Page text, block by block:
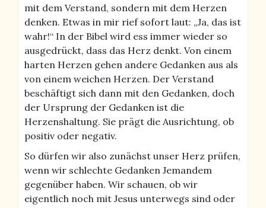
mit dem Verstand, sondern mit dem Herzen
denken. Etwas in mir rief sofort laut: „Ja, das ist
wahr!“ In der Bibel wird ess immer wieder so
ausgedrückt, dass das Herz denkt. Von einem
harten Herzen gehen andere Gedanken aus als
von einem weichen Herzen. Der Verstand
beschäftigt sich dann mit den Gedanken, doch
der Ursprung der Gedanken ist die
Herzenshaltung. Sie prägt die Ausrichtung, ob
positiv oder negativ.
So dürfen wir also zunächst unser Herz prüfen,
wenn wir schlechte Gedanken Jemandem
gegenüber haben. Wir schauen, ob wir
eigentlich noch mit Jesus unterwegs sind oder